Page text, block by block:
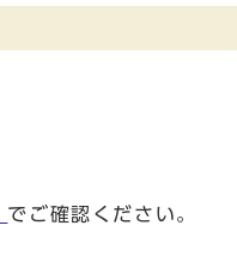
でご確認ください。